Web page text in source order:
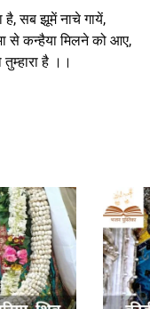
है, सब झूमें नाचे गायें,
से कन्हैया मिलने को आए,
है ।।